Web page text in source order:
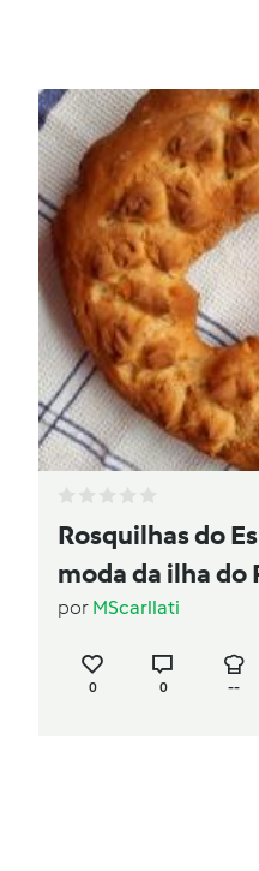
Rosquilhas do
moda da ilha do
por MScarllati
0 0 --